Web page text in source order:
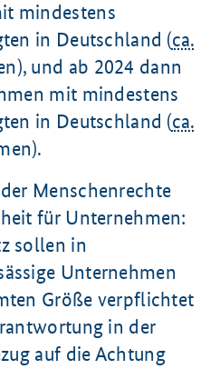
mindestens
in Deutschland (ca.
und ab 2024 dann
mit mindestens
in Deutschland (ca.
Menschenrechte
für Unternehmen:
sollen in
Unternehmen
Größe verpflichtet
in der
auf die Achtung